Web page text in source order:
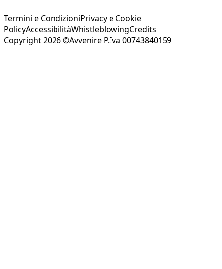
Termini e CondizioniPrivacy e Cookie
PolicyAccessibilitàWhistleblowingCredits
Copyright 2026 ©Avvenire P.Iva 00743840159